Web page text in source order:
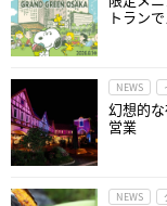
トラン
NEWS
幻想的
営業
NEWS